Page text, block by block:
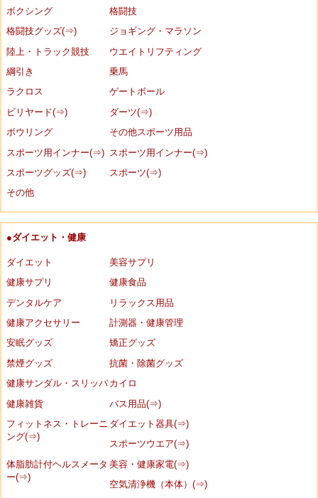
ボクシング
格闘技
格闘技グッズ(⇒)
ジョギング・マラソン
陸上・トラック競技
ウエイトリフティング
綱引き
乗馬
ラクロス
ゲートボール
ビリヤード(⇒)
ダーツ(⇒)
ボウリング
その他スポーツ用品
スポーツ用インナー(⇒)
スポーツ用インナー(⇒)
スポーツグッズ(⇒)
スポーツ(⇒)
その他
●ダイエット・健康
ダイエット
美容サプリ
健康サプリ
健康食品
デンタルケア
リラックス用品
健康アクセサリー
計測器・健康管理
安眠グッズ
矯正グッズ
禁煙グッズ
抗菌・除菌グッズ
健康サンダル・スリッパ カイロ
健康雑貨
バス用品(⇒)
フィットネス・トレーニ
ング(⇒)
ダイエット器具(⇒)
スポーツウエア(⇒)
体脂肪計付ヘルスメータ
ー(⇒)
美容・健康家電(⇒)
空気清浄機（本体）(⇒)